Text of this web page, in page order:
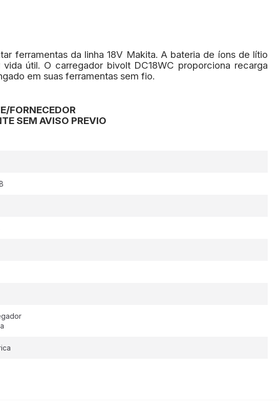
ferramentas da linha 18V Makita. A bateria de íons de lítio
útil. O carregador bivolt DC18WC proporciona recarga
em suas ferramentas sem fio.
FORNECEDOR
SEM AVISO PREVIO